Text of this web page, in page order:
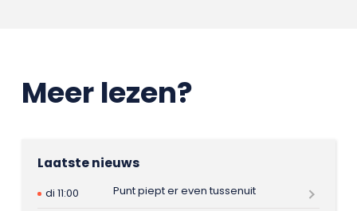
Meer lezen?
Laatste nieuws
di 11:00
Punt piept er even tussenuit